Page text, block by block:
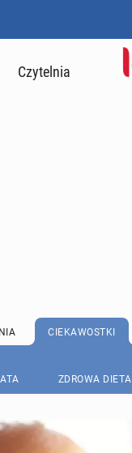
Czytelnia
CIEKAWOSTKI
ZDROWA DIETA